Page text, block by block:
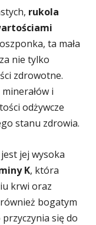
rukola
ta mała
nie tylko
zdrowotne.
i
odżywcze
stanu zdrowia.
jej wysoka
K, która
krwi oraz
bogatym
się do